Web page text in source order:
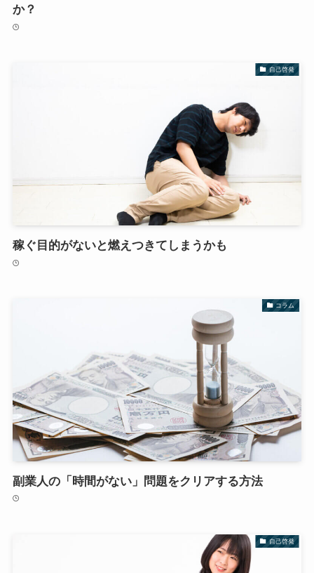
か？
自己啓発
稼ぐ目的がないと燃えつきてしまうかも
コラム
副業人の「時間がない」問題をクリアする方法
自己啓発